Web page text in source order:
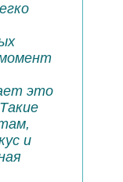
это
и